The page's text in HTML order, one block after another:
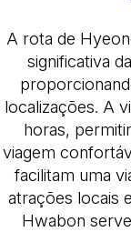
A rota de
significativa
localizações. A
horas,
viagem
facilitam uma
atrações locais
Hwabon